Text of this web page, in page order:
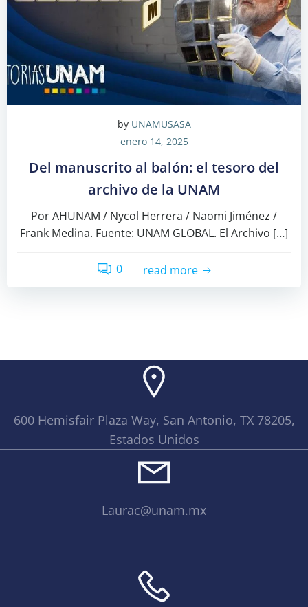
by UNAMUSASA
enero 14, 2025
Del manuscrito al balón: el tesoro del
archivo de la UNAM
Por AHUNAM / Nycol Herrera / Naomi Jiménez /
Frank Medina. Fuente: UNAM GLOBAL. El Archivo […]
0 read more
600 Hemisfair Plaza Way, San Antonio, TX 78205,
Estados Unidos
Laurac@unam.mx